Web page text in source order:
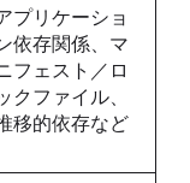
プリケーショ
依存関係、マ
フェスト／ロ
クファイル、
移的依存など